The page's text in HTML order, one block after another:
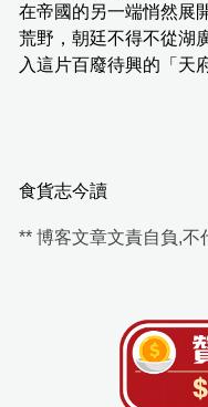
在帝國的另一端悄然展
荒野，朝廷不得不從湖
入這片百廢待興的「天
食貨志今讀
** 博客文章文責自負,不